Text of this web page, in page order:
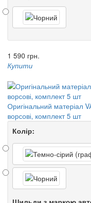
1 590 грн.
Купити
Оригінальний матеріал
ворсові, комплект 5 шт
Колір: